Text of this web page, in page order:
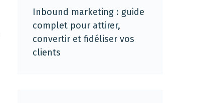
Inbound marketing : guide
complet pour attirer,
convertir et fidéliser vos
clients